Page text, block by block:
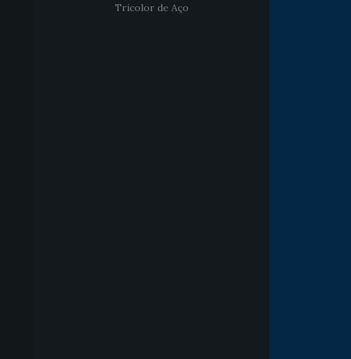
Tricolor de Aço